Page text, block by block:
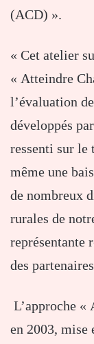
(ACD) ».
« Cet atelier
« Atteindre
l’évaluation
développés
ressenti sur le
même une
de nombreux
rurales de
représentante
des
L’approche
en 2003, mise